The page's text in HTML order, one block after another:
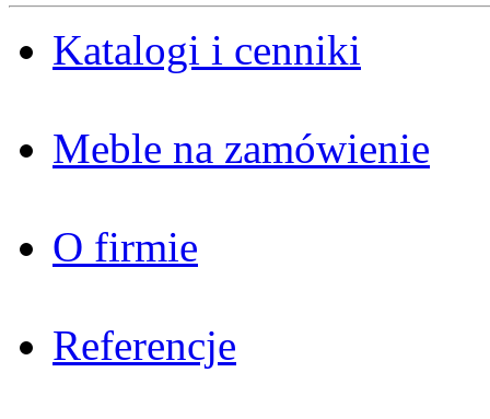
Katalogi i cenniki
Meble na zamówienie
O firmie
Referencje